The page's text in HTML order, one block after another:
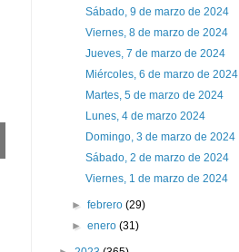
Sábado, 9 de marzo de 2024
Viernes, 8 de marzo de 2024
Jueves, 7 de marzo de 2024
Miércoles, 6 de marzo de 2024
Martes, 5 de marzo de 2024
Lunes, 4 de marzo 2024
Domingo, 3 de marzo de 2024
Sábado, 2 de marzo de 2024
Viernes, 1 de marzo de 2024
►febrero(29)
►enero(31)